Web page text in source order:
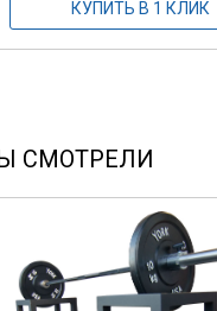
КУПИТЬ В 1 КЛИК
СМОТРЕЛИ